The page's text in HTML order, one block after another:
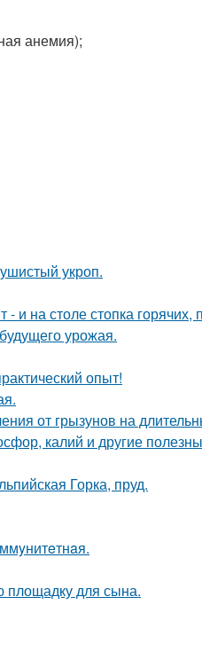
анемия);
укроп.
- и на столе стопка
урожая.
опыт!
от грызунов на
калий и другие
Горка, пруд.
площадку для сына.